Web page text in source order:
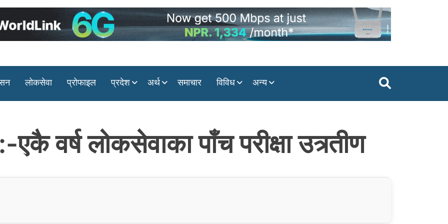
लोकसेवा प्रोफाइल प्रदेश अर्थ समाचार विविध अन्य
वर्ष लोकसेवाका पाँच परीक्षा उत्र्तीण